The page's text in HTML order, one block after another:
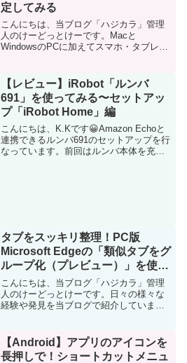
定してみる
こんにちは、当ブログ「ハジカラ」管理
人のけーどっとけーです。Macと
WindowsのPCに加えてスマホ・タブレッ
発見を当ブログで紹介しています。ほぼ
毎日更新しています！...
【レビュー】iRobot「ルンバ
691」を使ってみる〜セットアッ
プ「iRobot Home」編
こんにちは、K.Kです😀Amazon Echoと
連携できるルンバ691のセットアップを行
なっています。前回はルンバ本体を充電
タブをスッキリ整理！PC版
Microsoft Edgeの「類似タブをグ
ループ化（プレビュー）」を使っ
てみる
こんにちは、当ブログ「ハジカラ」管理
人のけーどっとけーです。日々の様々な
経験や発見を当ブログで紹介していま
す。今回は、PC版Microsoft Edgeの「類
似タブをグル...
【Android】アプリのアイコンを
長押しで！ショートカットメニュ